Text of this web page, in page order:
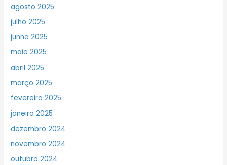
agosto 2025
julho 2025
junho 2025
maio 2025
abril 2025
março 2025
fevereiro 2025
janeiro 2025
dezembro 2024
novembro 2024
outubro 2024